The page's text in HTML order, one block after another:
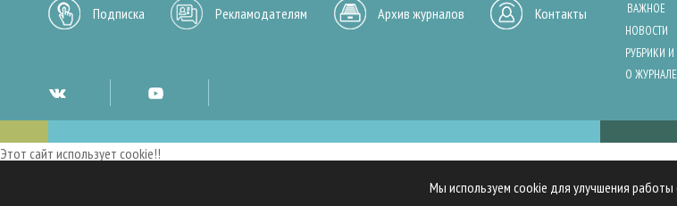
Мы используем cookie для улучшения работы
Подписка Рекламодателям Архив журналов Контакты
ВАЖНОЕ
НОВОСТИ
РУБРИКИ
О ЖУРНАЛЕ
Этот сайт использует cookie!!
Мы используем cookies и аналогичные технологии для улучшения работы нашего сайта, анализа трафика и